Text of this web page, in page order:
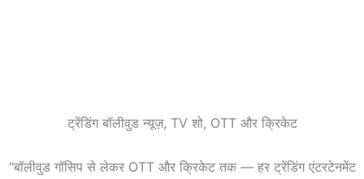
ट्रेंडिंग बॉलीवुड न्यूज़, TV शो, OTT और क्रिकेट
"बॉलीवुड गॉसिप से लेकर OTT और क्रिकेट तक — हर ट्रेंडिंग एंटरटेनमेंट